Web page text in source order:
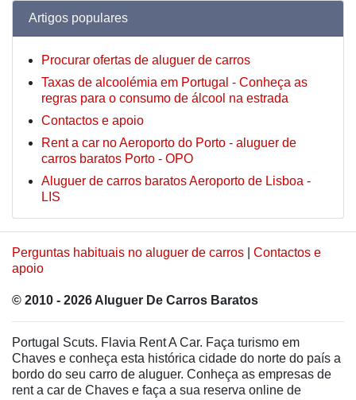
Artigos populares
Procurar ofertas de aluguer de carros
Taxas de alcoolémia em Portugal - Conheça as
regras para o consumo de álcool na estrada
Contactos e apoio
Rent a car no Aeroporto do Porto - aluguer de
carros baratos Porto - OPO
Aluguer de carros baratos Aeroporto de Lisboa -
LIS
Perguntas habituais no aluguer de carros
Contactos e
apoio
© 2010 - 2026 Aluguer De Carros Baratos
Portugal Scuts. Flavia Rent A Car. Faça turismo em
Chaves e conheça esta histórica cidade do norte do país a
bordo do seu carro de aluguer. Conheça as empresas de
rent a car de Chaves e faça a sua reserva online de